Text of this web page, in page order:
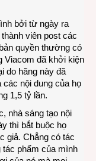
bởi từ ngày ra
viên post các
quyền thường có
Viacom đã khởi kiện
do hãng này đã
các nội dung của họ
1,5 tỷ lần.
nhà sáng tạo nội
thì bắt buộc họ
giả. Chẳng có tác
tác phẩm của mình